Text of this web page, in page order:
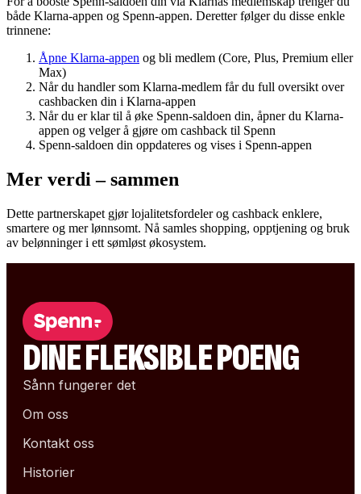
både Klarna-appen og Spenn-appen. Deretter følger du disse enkle
trinnene:
Åpne Klarna-appen og bli medlem (Core, Plus, Premium eller
Max)
Når du handler som Klarna-medlem får du full oversikt over
cashbacken din i Klarna-appen
Når du er klar til å øke Spenn-saldoen din, åpner du Klarna-
appen og velger å gjøre om cashback til Spenn
Spenn-saldoen din oppdateres og vises i Spenn-appen
Mer verdi – sammen
Dette partnerskapet gjør lojalitetsfordeler og cashback enklere,
smartere og mer lønnsomt. Nå samles shopping, opptjening og bruk
av belønninger i ett sømløst økosystem.
DINE FLEKSIBLE POENG
Sånn fungerer det
Om oss
Kontakt oss
Historier